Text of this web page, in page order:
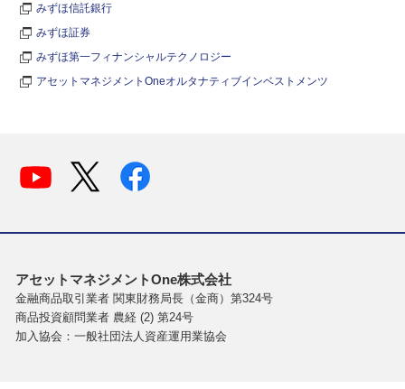
みずほ信託銀行
みずほ証券
みずほ第一フィナンシャルテクノロジー
アセットマネジメントOneオルタナティブインベストメンツ
アセットマネジメントOne株式会社
金融商品取引業者 関東財務局長（金商）第324号
商品投資顧問業者 農経 (2) 第24号
加入協会：一般社団法人資産運用業協会